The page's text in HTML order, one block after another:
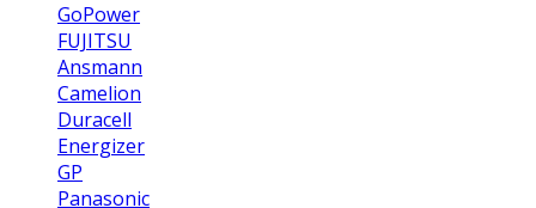
GoPower
FUJITSU
Ansmann
Camelion
Duracell
Energizer
GP
Panasonic